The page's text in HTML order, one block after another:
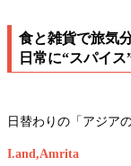
食と雑貨で旅気
日常に“スパイス
日替わりの「アジア
I.and,Amrita